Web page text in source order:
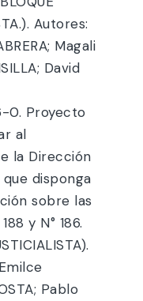
Autores:
Magali
David
0. Proyecto
al
la Dirección
disponga
sobre las
y N° 186.
Pablo